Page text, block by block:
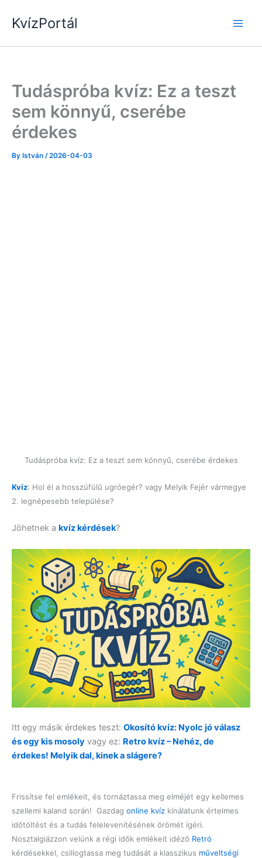
KvízPortál
Tudáspróba kvíz: Ez a teszt
sem könnyű, cserébe
érdekes
By István /2026-04-03
Tudáspróba kvíz: Ez a teszt sem könnyű, cserébe érdekes
Kvíz: Hol él a hosszúfülű ugróegér? vagy Melyik Fejér vármegye
2. legnépesebb települése?
Jöhetnek a kvíz kérdések?
Itt egy másik érdekes teszt: Okosító kvíz: Nyolc jó válasz
és egy kis mosoly vagy ez: Retro kvíz – Nehéz, de
érdekes! Melyik dal, kinek a slágere?
Frissítse fel emlékeit, és tornáztassa meg elméjét egy kellemes
szellemi kaland során! Gazdag online kvíz kínálatunk értelmes
időtöltést és a tudás felelevenítésének örömét ígéri.
Nosztalgiázzon velünk a régi idők emlékeit idéző Retró
kérdésekkel, csillogtassa meg tudását a klasszikus műveltségi